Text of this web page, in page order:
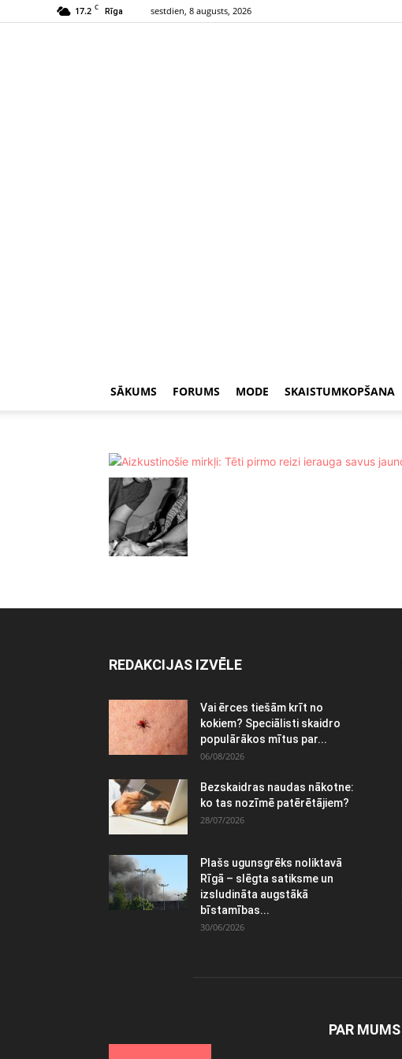
17.2 C Rīga sestdien, 8 augusts, 2026
SĀKUMS FORUMS MODE SKAISTUMKOPŠANA
REDAKCIJAS IZVĒLE
Vai ērces tiešām krīt no
kokiem? Speciālisti skaidro
populārākos mītus par...
06/08/2026
Bezskaidras naudas nākotne:
ko tas nozīmē patērētājiem?
28/07/2026
Plašs ugunsgrēks noliktavā
Rīgā – slēgta satiksme un
izsludināta augstākā
bīstamības...
30/06/2026
PAR MUMS